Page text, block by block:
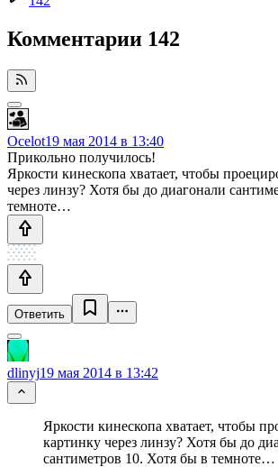
Комментарии 142
Ocelot19 мая 2014 в 13:40
Прикольно получилось!
Яркости кинескопа хватает, чтобы
через линзу? Хотя бы до диагонали
темноте…
Ответить
dlinyj19 мая 2014 в 13:42
Яркости кинескопа хватает, чтобы
картинку через линзу? Хотя бы до
сантиметров 10. Хотя бы в темноте…